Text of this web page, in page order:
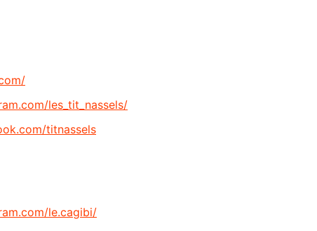
les_tit_nassels/
titnassels
le.cagibi/